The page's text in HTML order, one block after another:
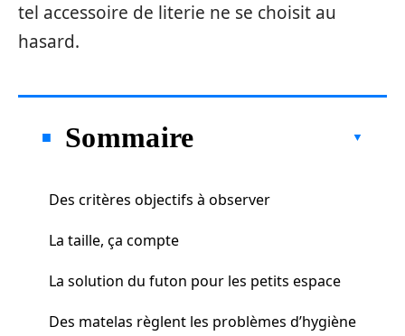
tel accessoire de literie ne se choisit au
hasard.
Sommaire
Des critères objectifs à observer
La taille, ça compte
La solution du futon pour les petits espace
Des matelas règlent les problèmes d’hygiène